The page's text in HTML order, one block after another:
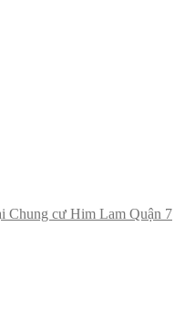
Chung cư Him Lam Quận 7